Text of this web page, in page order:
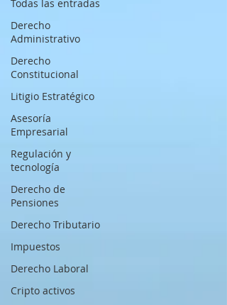
Todas las entradas
Derecho
Administrativo
Derecho
Constitucional
Litigio Estratégico
Asesoría
Empresarial
Regulación y
tecnología
Derecho de
Pensiones
Derecho Tributario
Impuestos
Derecho Laboral
Cripto activos